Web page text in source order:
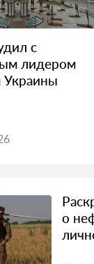
с
лидером
Украины
о